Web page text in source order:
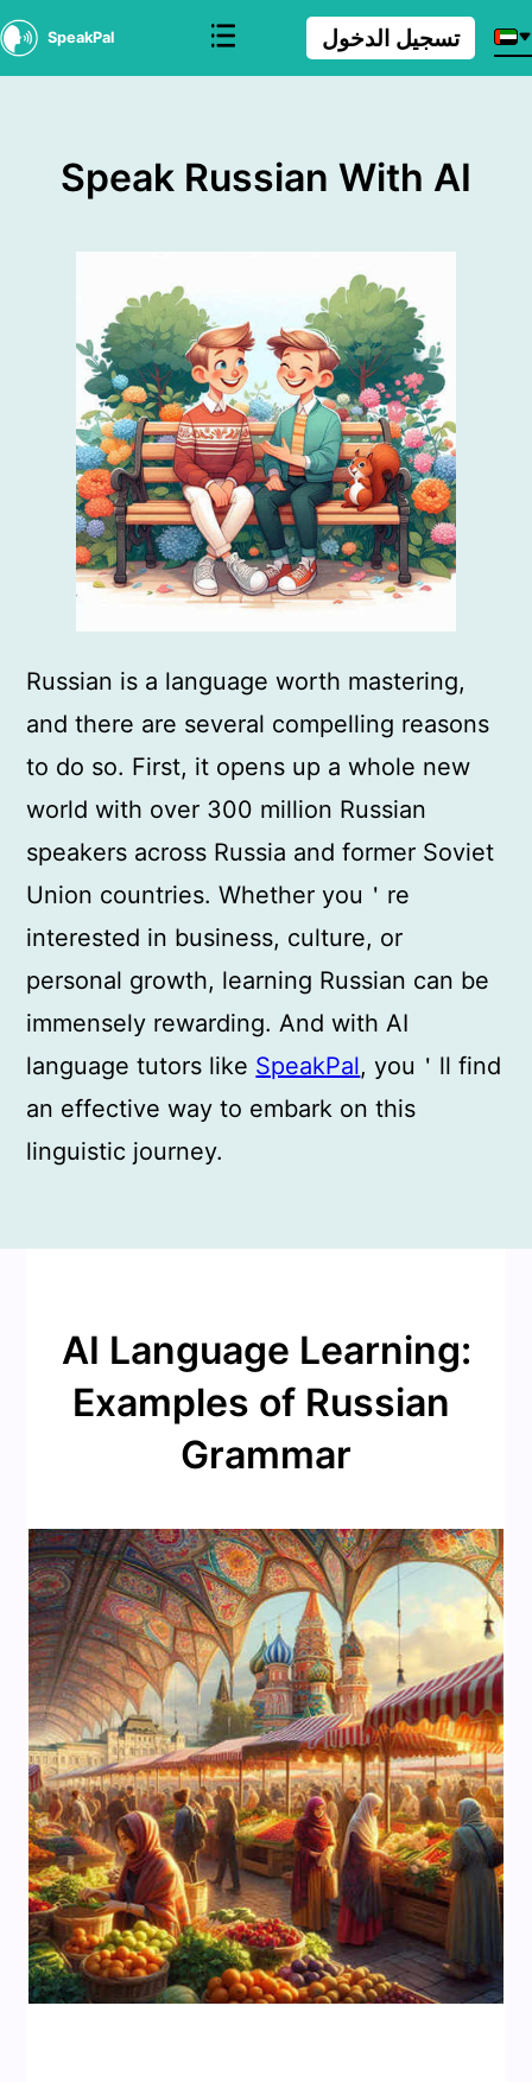
SpeakPal تسجيل الدخول
Speak Russian With AI
Russian is a language worth mastering,
and there are several compelling reasons
to do so. First, it opens up a whole new
world with over 300 million Russian
speakers across Russia and former Soviet
Union countries. Whether you＇re
interested in business, culture, or
personal growth, learning Russian can be
immensely rewarding. And with AI
language tutors like SpeakPal, you＇ll find
an effective way to embark on this
linguistic journey.
AI Language Learning:
Examples of Russian
Grammar